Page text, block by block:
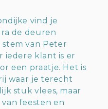
vind je
de deuren
van Peter
iedere klant is er
een praatje. Het is
waar je terecht
stuk vlees, maar
feesten en